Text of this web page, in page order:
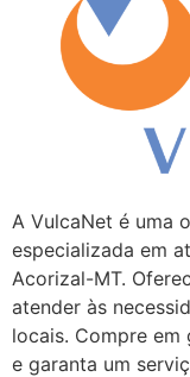
A VulcaNet é uma
especializada em
Acorizal-MT.
atender às
locais. Compre em
e garanta um